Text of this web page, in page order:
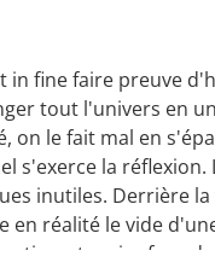
fine faire preuve
tout l'univers en
on le fait mal en
s'exerce la
inutiles. Derrière
réalité le vide
qui refuse